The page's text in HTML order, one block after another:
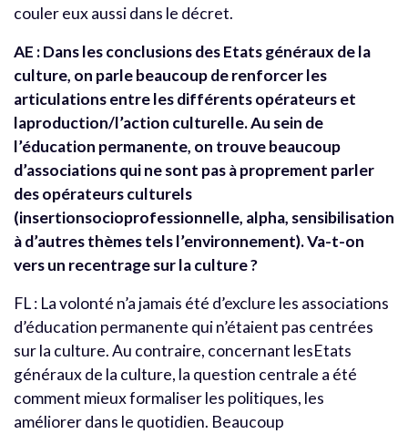
couler eux aussi dans le décret.
AE : Dans les conclusions des Etats généraux de la
culture, on parle beaucoup de renforcer les
articulations entre les différents opérateurs et
laproduction/l’action culturelle. Au sein de
l’éducation permanente, on trouve beaucoup
d’associations qui ne sont pas à proprement parler
des opérateurs culturels
(insertionsocioprofessionnelle, alpha, sensibilisation
à d’autres thèmes tels l’environnement). Va-t-on
vers un recentrage sur la culture ?
FL : La volonté n’a jamais été d’exclure les associations
d’éducation permanente qui n’étaient pas centrées
sur la culture. Au contraire, concernant lesEtats
généraux de la culture, la question centrale a été
comment mieux formaliser les politiques, les
améliorer dans le quotidien. Beaucoup